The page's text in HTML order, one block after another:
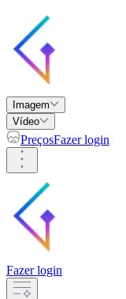
Imagem
Vídeo
PreçosFazer login
Fazer login